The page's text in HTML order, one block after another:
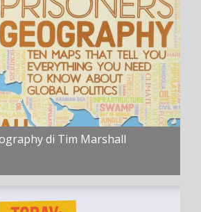
di Tim Marshall